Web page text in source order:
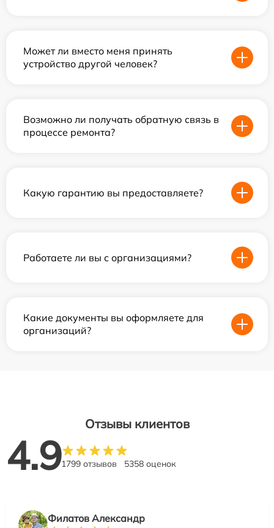
Может ли вместо меня принять
устройство другой человек?
Возможно ли получать обратную связь в
процессе ремонта?
Какую гарантию вы предоставляете?
Работаете ли вы с организациями?
Какие документы вы оформляете для
организаций?
Отзывы клиентов
4.91799 отзывов 5358 оценок
Филатов Александр